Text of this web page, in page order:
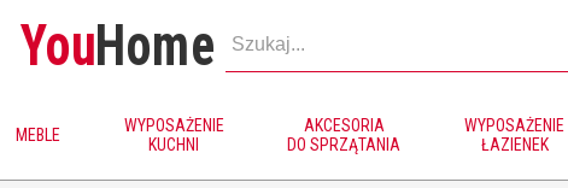
YouHome
MEBLE
WYPOSAŻENIE
KUCHNI
AKCESORIA
DO SPRZĄTANIA
WYPOSAŻENIE
ŁAZIENEK